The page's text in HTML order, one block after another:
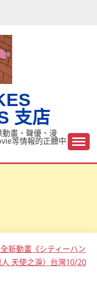
支店
畫、聲優、漫
等情報的正體中